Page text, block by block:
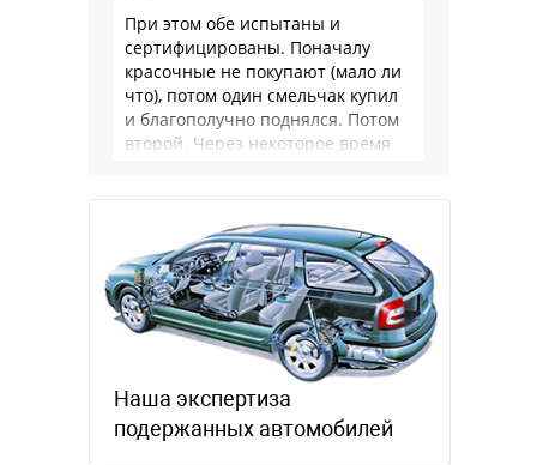
При этом обе испытаны и
сертифицированы. Поначалу
красочные не покупают (мало ли
что), потом один смельчак купил
и благополучно поднялся. Потом
второй. Через некоторое время
Наша экспертиза
подержанных автомобилей